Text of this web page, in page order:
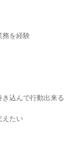
務を経験
込んで行動出来る
えたい